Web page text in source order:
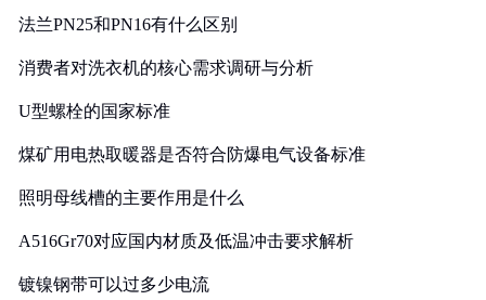
法兰PN25和PN16有什么区别
消费者对洗衣机的核心需求调研与分析
U型螺栓的国家标准
煤矿用电热取暖器是否符合防爆电气设备标准
照明母线槽的主要作用是什么
A516Gr70对应国内材质及低温冲击要求解析
镀镍钢带可以过多少电流